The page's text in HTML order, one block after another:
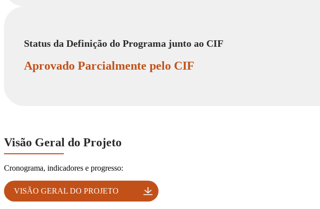
Status da Definição do Programa junto ao CIF
Aprovado Parcialmente pelo CIF
Visão Geral do Projeto
Cronograma, indicadores e progresso:
VISÃO GERAL DO PROJETO